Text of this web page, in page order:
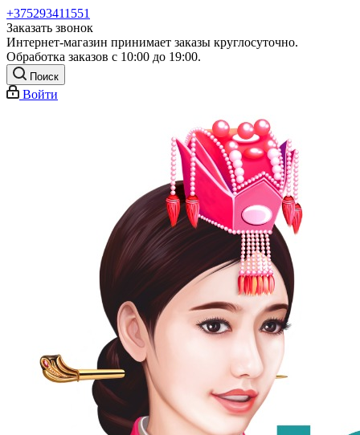
+375293411551
Заказать звонок
Интернет-магазин принимает заказы круглосуточно.
Обработка заказов с 10:00 до 19:00.
Поиск
Войти